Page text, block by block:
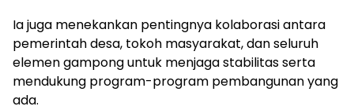
Ia juga menekankan pentingnya kolaborasi antara
pemerintah desa, tokoh masyarakat, dan seluruh
elemen gampong untuk menjaga stabilitas serta
mendukung program-program pembangunan yang
ada.